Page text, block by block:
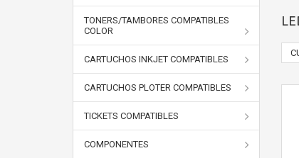
TONERS/TAMBORES COMPATIBLES
COLOR
CARTUCHOS INKJET COMPATIBLES
CARTUCHOS PLOTER COMPATIBLES
TICKETS COMPATIBLES
COMPONENTES